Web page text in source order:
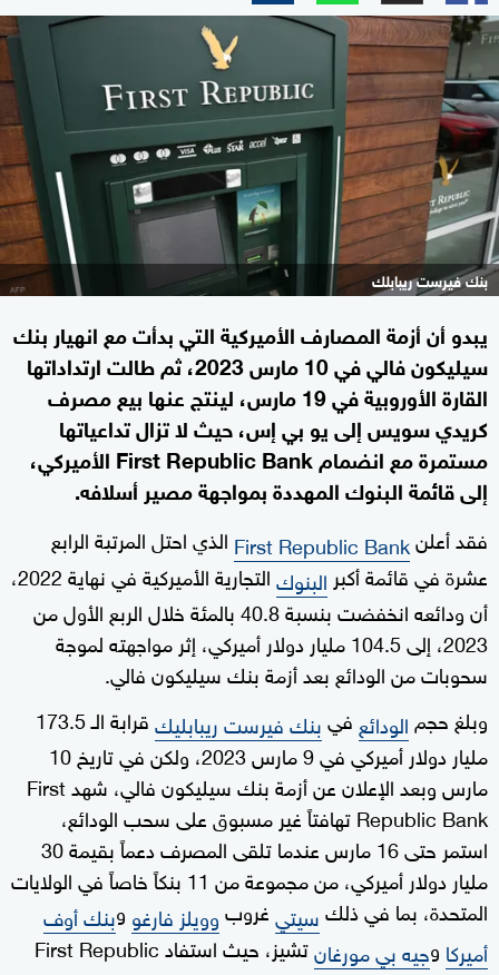
بنك فيرست ريبابلك
يبدو أن أزمة المصارف الأميركية التي بدأت مع انهيار بنك
سيليكون فالي في 10 مارس 2023، ثم طالت ارتداداتها
القارة الأوروبية في 19 مارس، لينتج عنها بيع مصرف
كريدي سويس إلى يو بي إس، حيث لا تزال تداعياتها
مستمرة مع انضمام First Republic Bank الأميركي،
إلى قائمة البنوك المهددة بمواجهة مصير أسلافه.
فقد أعلنFirst Republic Bank الذي احتل المرتبة الرابع
عشرة في قائمة أكبر البنوك
التجارية الأميركية في نهاية 2022،
أن ودائعه انخفضت بنسبة 40.8 بالمئة خلال الربع الأول من
2023، إلى 104.5 مليار دولار أميركي، إثر مواجهته لموجة
سحوبات من الودائع بعد أزمة بنك سيليكون فالي.
وبلغ حجم الودائعفيبنك فيرست ريبابليك
قرابة الـ 173.5
مليار دولار أميركي في 9 مارس 2023، ولكن في تاريخ 10
مارس وبعد الإعلان عن أزمة بنك سيليكون فالي، شهد First
Republic Bank تهافتاً غير مسبوق على سحب الودائع،
استمر حتى 16 مارس عندما تلقى المصرف دعماً بقيمة 30
مليار دولار أميركي، من مجموعة من 11 بنكاً خاصاً في الولايات
المتحدة، بما في ذلكسيتيغروبوويلز فارغو وبنك أوف
أميركا وجيه بي مورغان
تشيز، حيث استفاد First Republic